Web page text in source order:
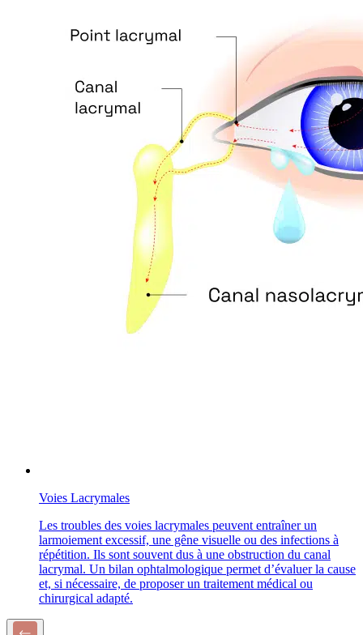
Voies Lacrymales
Les troubles des voies lacrymales peuvent entraîner un
larmoiement excessif, une gêne visuelle ou des infections à
répétition. Ils sont souvent dus à une obstruction du canal
lacrymal. Un bilan ophtalmologique permet d’évaluer la cause
et, si nécessaire, de proposer un traitement médical ou
chirurgical adapté.